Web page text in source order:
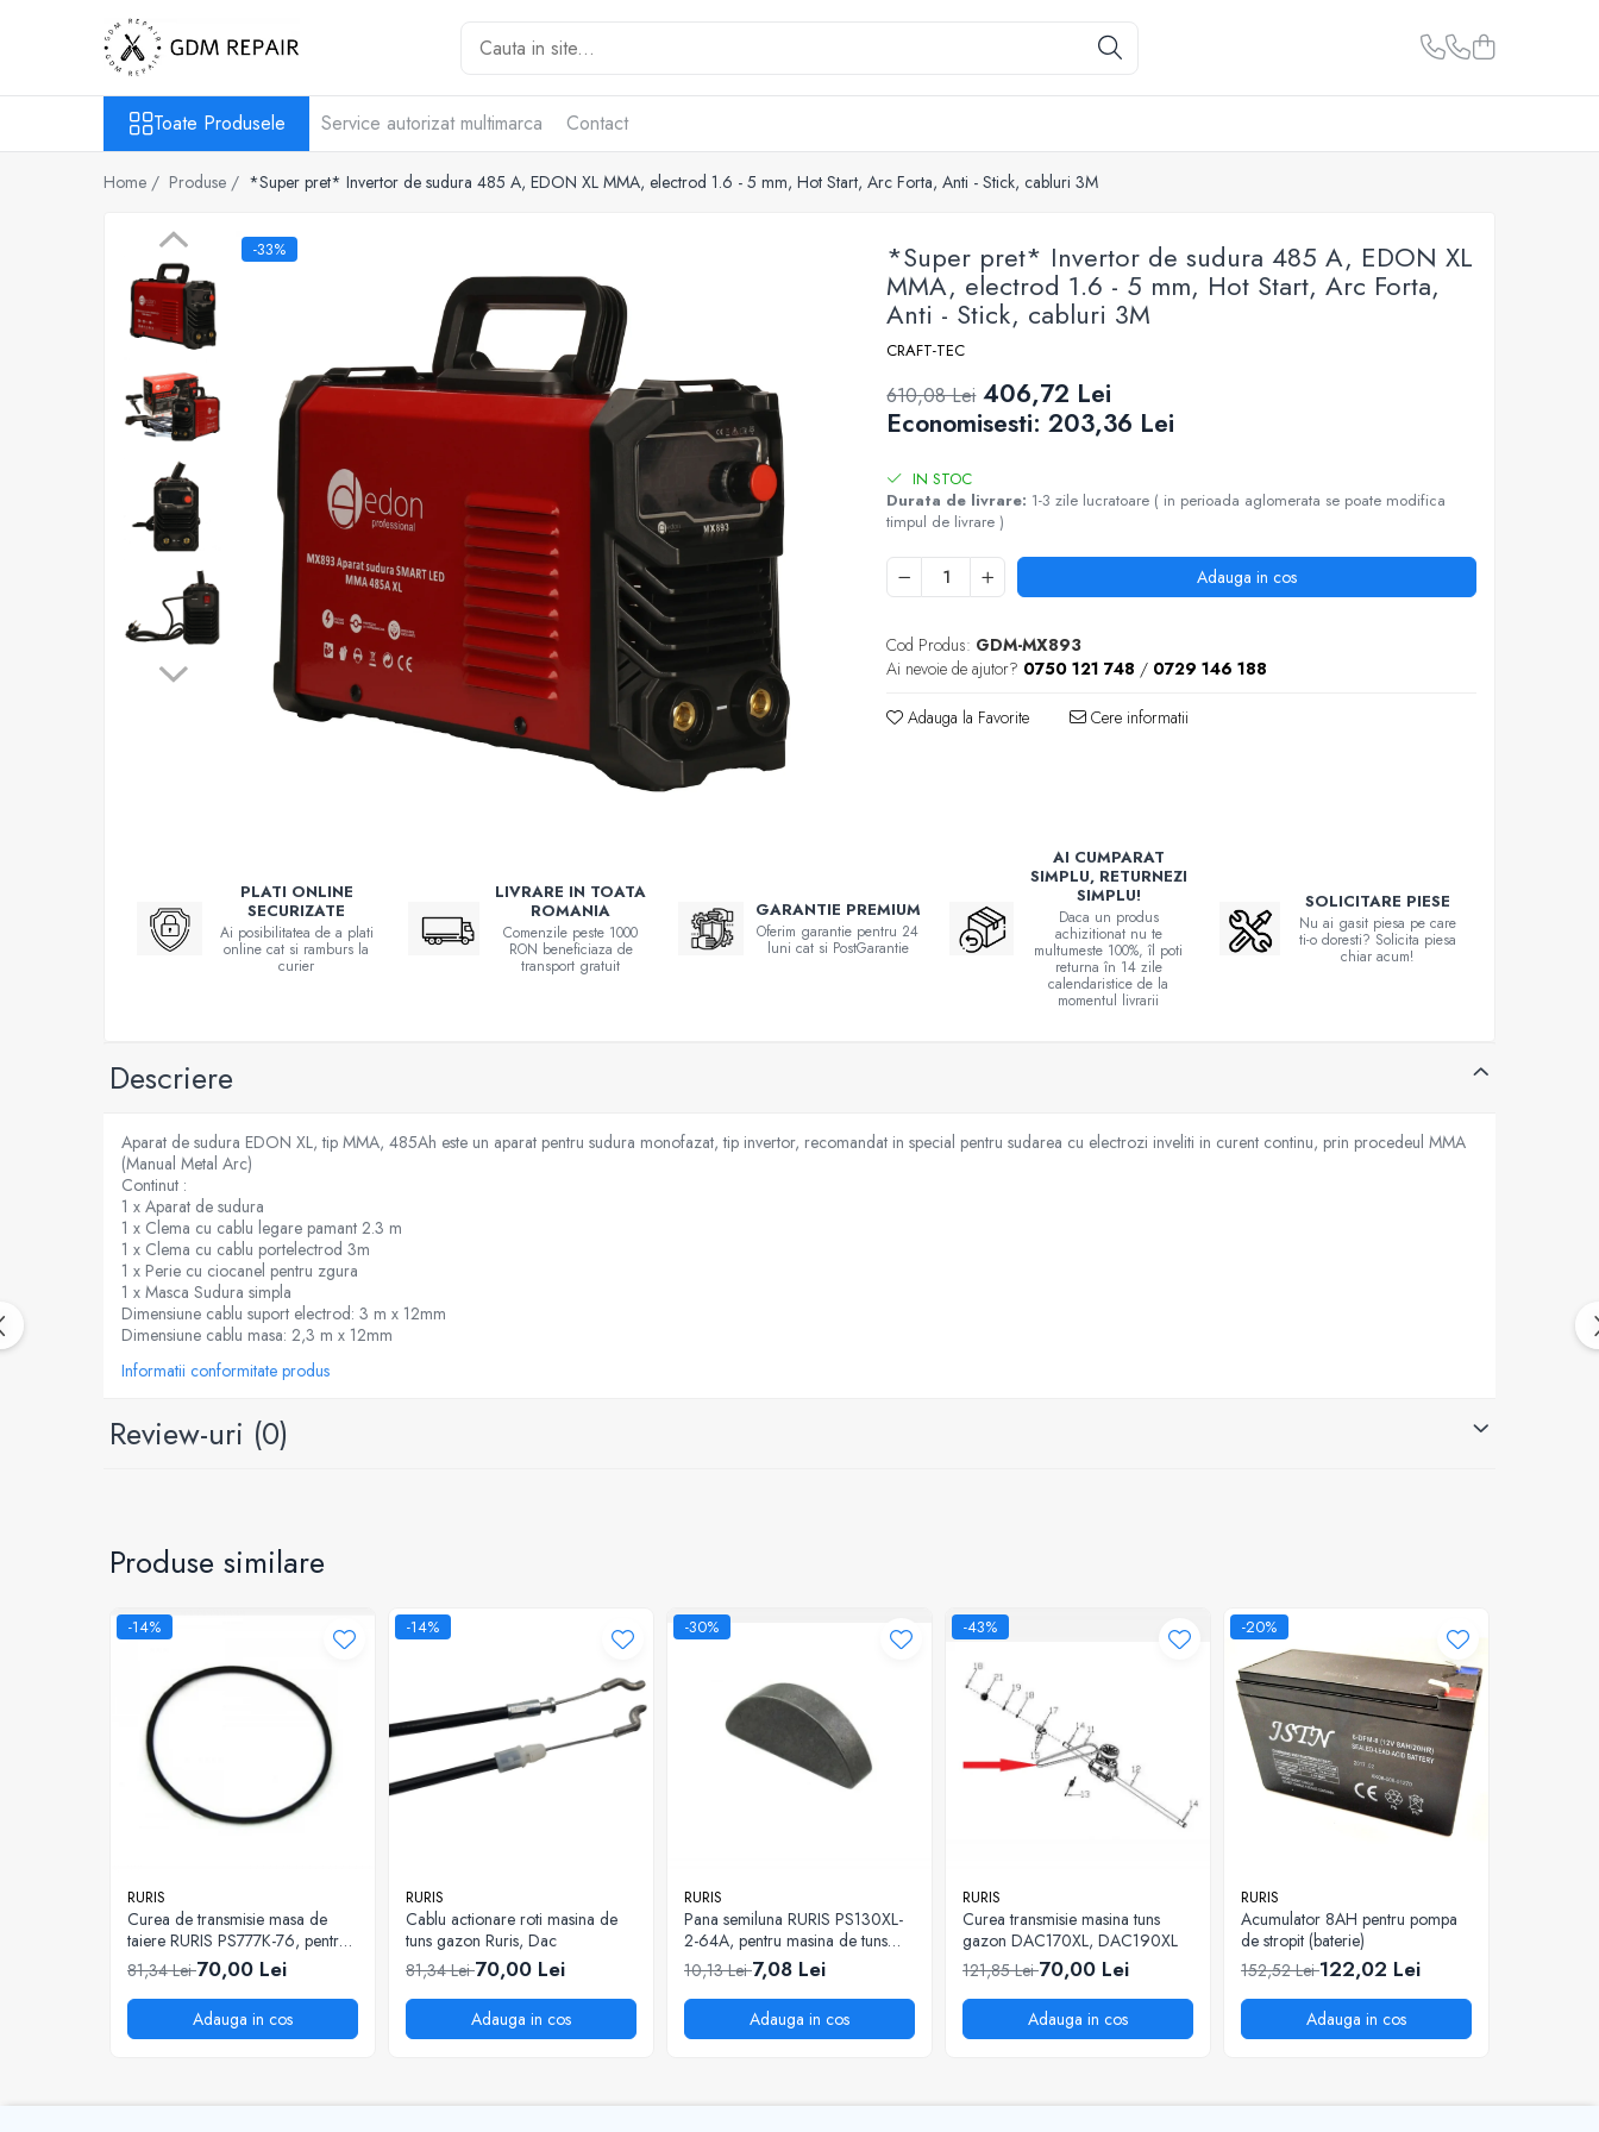
Toate Produsele
Masini de tuns iarba
Motocoase pe benzina 2T
Trimmere & motocoase electrice
Accesorii motoferastrau
Fierastraie electrice cu lant
Motofierastraie pe benzina
Aparat de spalat
Pompe apa menajera
Generatoare
Masini tuns animale
Mori & Batoze
Motocultoare
Suflanta frunze
Piese aparat umplut carnati
Piese generatoare
Piese motocoase 2T
Piese motocoase 4T
Piese motocositoare
Piese motocultoare
Piese motopompa
Consumabile drujbe
Consumabile motocoase
Toate Produsele Service autorizat multimarca Contact
Home / Produse / *Super pret* Invertor de sudura 485 A, EDON XL MMA, electrod 1.6 - 5 mm, Hot Start, Arc Forta, Anti - Stick, cabluri 3M
*Super pret* Invertor de sudura 485 A, EDON XL
MMA, electrod 1.6 - 5 mm, Hot Start, Arc Forta,
Anti - Stick, cabluri 3M
CRAFT-TEC
-33%
610,08 Lei 406,72 Lei
Economisesti:203,36 Lei
IN STOC
Durata de livrare: 1-3 zile lucratoare ( in perioada aglomerata se poate modifica
timpul de livrare )
Adauga in cos
Cod Produs: GDM-MX893
Ai nevoie de ajutor? 0750 121 748 / 0729 146 188
Adauga la Favorite Cere informatii
PLATI ONLINE
SECURIZATE
Ai posibilitatea de a plati
online cat si ramburs la
curier
LIVRARE IN TOATA
ROMANIA
Comenzile peste 1000
RON beneficiaza de
transport gratuit
GARANTIE PREMIUM
Oferim garantie pentru 24
luni cat si PostGarantie
AI CUMPARAT
SIMPLU, RETURNEZI
SIMPLU!
Daca un produs
achizitionat nu te
multumeste 100%, îl poti
returna în 14 zile
calendaristice de la
momentul livrarii
SOLICITARE PIESE
Nu ai gasit piesa pe care
ti-o doresti? Solicita piesa
chiar acum!
Descriere
Aparat de sudura EDON XL, tip MMA, 485Ah este un aparat pentru sudura monofazat, tip invertor, recomandat in special pentru sudarea cu electrozi inveliti in curent continu, prin procedeul MMA
(Manual Metal Arc)
Continut :
1 x Aparat de sudura
1 x Clema cu cablu legare pamant 2.3 m
1 x Clema cu cablu portelectrod 3m
1 x Perie cu ciocanel pentru zgura
1 x Masca Sudura simpla
Dimensiune cablu suport electrod: 3 m x 12mm
Dimensiune cablu masa: 2,3 m x 12mm
Informatii conformitate produs
Review-uri (0)
Produse similare
-14%
RURIS
Curea de transmisie masa de
taiere RURIS PS777K-76, pentru
motocositori Ruris DAC 777K
81,34 Lei70,00 Lei
Adauga in cos
-14%
RURIS
Cablu actionare roti masina de
tuns gazon Ruris, Dac
81,34 Lei70,00 Lei
Adauga in cos
-30%
RURIS
Pana semiluna RURIS PS130XL-
2-64A, pentru masina de tuns
iarba Ruris DAC 130XL
10,13 Lei7,08 Lei
Adauga in cos
-43%
RURIS
Curea transmisie masina tuns
gazon DAC170XL, DAC190XL
121,85 Lei70,00 Lei
Adauga in cos
-20%
RURIS
Acumulator 8AH pentru pompa
de stropit (baterie)
152,52 Lei122,02 Lei
Adauga in cos